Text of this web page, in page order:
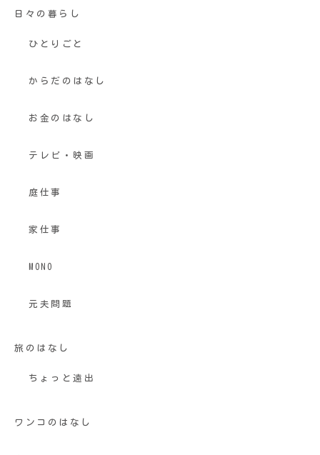
日々の暮らし
ひとりごと
からだのはなし
お金のはなし
テレビ・映画
庭仕事
家仕事
MONO
元夫問題
旅のはなし
ちょっと遠出
ワンコのはなし